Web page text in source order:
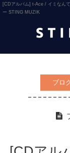
[CDアルバム] t-Ace / イミなん
ー STING MUZIK
ブロ